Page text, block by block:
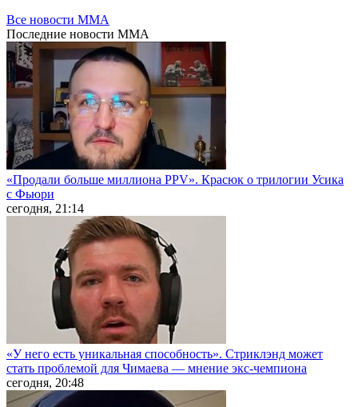
Все новости MMA
Последние новости MMA
«Продали больше миллиона PPV». Красюк о трилогии Усика
с Фьюри
сегодня, 21:14
«У него есть уникальная способность». Стриклэнд может
стать проблемой для Чимаева — мнение экс-чемпиона
сегодня, 20:48